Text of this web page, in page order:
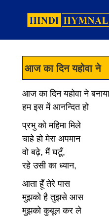
आज का दिन यहोवा ने
आज का दिन यहोवा ने
हम इस में आनन्दित हो
प्रभु को महिमा मिले
चाहे हो मेरा अपमान
वो बढ़े, मैं घटूँ,
रहे उसी का ध्यान,
आता हूँ तेरे पास
मुझको है तुझसे आस
मुझको कुबूल कर ले